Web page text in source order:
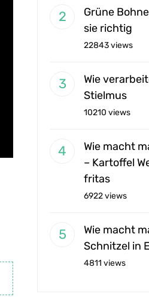
Grüne
sie richtig
22843 views
Wie
Stielmus
10210 views
Wie macht
– Kartoffel
fritas
6922 views
Wie macht
Schnitzel in
4811 views